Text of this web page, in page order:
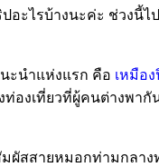
อะไรบ้างนะค่ะ ช่วงนี้
ะนำแห่งแรก คือ เหมือ
ท่องเที่ยวที่ผู้คนต่างพ
ผัสสายหมอกท่ามกลา